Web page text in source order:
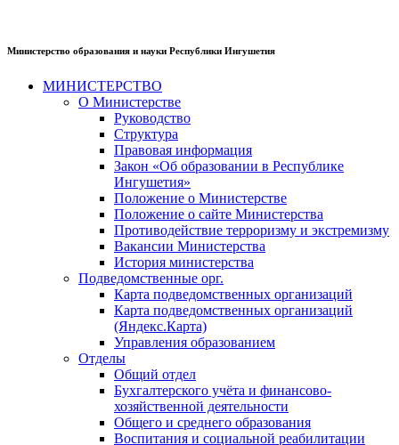
Министерство образования и науки Республики Ингушетия
МИНИСТЕРСТВО
О Министерстве
Руководство
Структура
Правовая информация
Закон «Об образовании в Республике
Ингушетия»
Положение о Министерстве
Положение о сайте Министерства
Противодействие терроризму и экстремизму
Вакансии Министерства
История министерства
Подведомственные орг.
Карта подведомственных организаций
Карта подведомственных организаций
(Яндекс.Карта)
Управления образованием
Отделы
Общий отдел
Бухгалтерского учёта и финансово-
хозяйственной деятельности
Общего и среднего образования
Воспитания и социальной реабилитации